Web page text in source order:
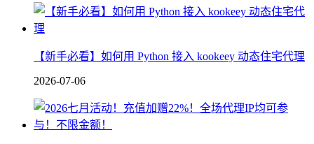
【新手必看】如何用 Python 接入 kookeey 动态住宅代理
2026-07-06